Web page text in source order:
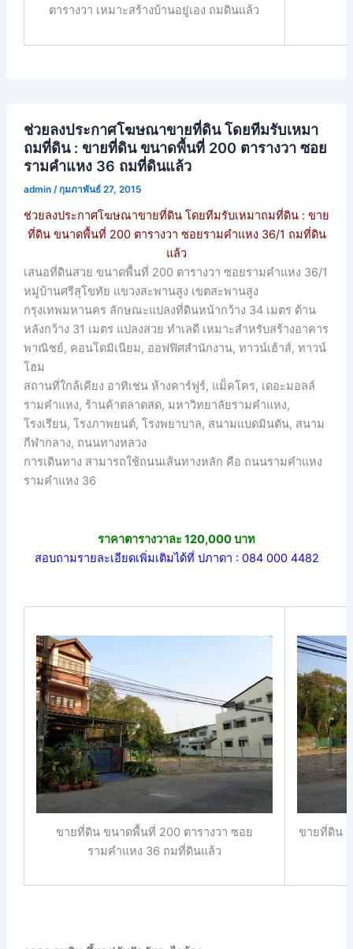
ตารางวา เหมาะสร้างบ้านอยู่เอง ถมดินแล้ว
ช่วยลงประกาศโฆษณาขายที่ดิน โดยทีมรับเหมา
ถมที่ดิน : ขายที่ดิน ขนาดพื้นที่ 200 ตารางวา ซอย
รามคำแหง 36 ถมที่ดินแล้ว
admin /กุมภาพันธ์ 27, 2015
ช่วยลงประกาศโฆษณาขายที่ดิน โดยทีมรับเหมาถมที่ดิน : ขาย
ที่ดิน ขนาดพื้นที่ 200 ตารางวา ซอยรามคำแหง 36/1 ถมที่ดิน
แล้ว
เสนอที่ดินสวย ขนาดพื้นที่ 200 ตารางวา ซอยรามคำแหง 36/1
หมู่บ้านศรีสุโขทัย แขวงสะพานสูง เขตสะพานสูง
กรุงเทพมหานคร ลักษณะแปลงที่ดินหน้ากว้าง 34 เมตร ด้าน
หลังกว้าง 31 เมตร แปลงสวย ทำเลดี เหมาะสำหรับสร้างอาคาร
พาณิชย์, คอนโดมิเนียม, ออฟฟิศสำนักงาน, ทาวน์เฮ้าส์, ทาวน์
โฮม
สถานที่ใกล้เคียง อาทิเช่น ห้างคาร์ฟูร์, แม็คโคร, เดอะมอลล์
รามคำแหง, ร้านค้าตลาดสด, มหาวิทยาลัยรามคำแหง,
โรงเรียน, โรงภาพยนต์, โรงพยาบาล, สนามแบดมินตัน, สนาม
กีฬากลาง, ถนนทางหลวง
การเดินทาง สามารถใช้ถนนเส้นทางหลัก คือ ถนนรามคำแหง
รามคำแหง 36
ราคาตารางวาละ 120,000 บาท
สอบถามรายละเอียดเพิ่มเติมได้ที่ ปภาดา : 084 000 4482
ขายที่ดิน ขนาดพื้นที่ 200 ตารางวา ซอย
รามคำแหง 36 ถมที่ดินแล้ว
ขายที่ดิน